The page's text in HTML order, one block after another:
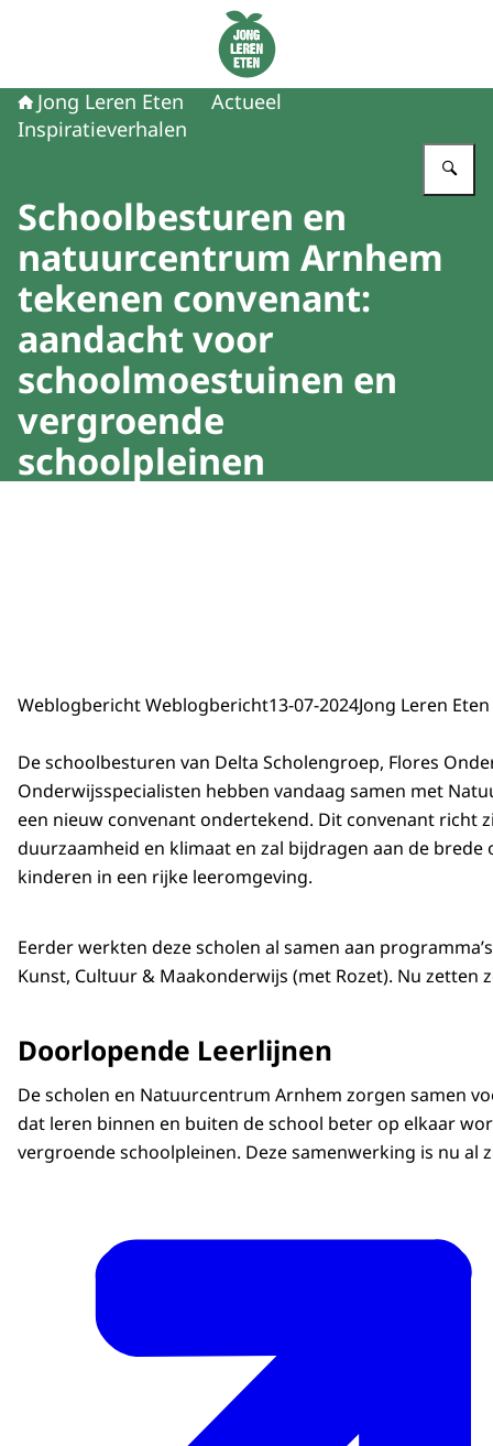
Naar de homepage van Jong Leren Eten
Jong Leren Eten
Actueel
Inspiratieverhalen
Schoolbesturen en
natuurcentrum Arnhem
tekenen convenant:
aandacht voor
schoolmoestuinen en
vergroende
schoolpleinen
Weblogbericht Weblogbericht13-07-2024Jong Leren Eten
De schoolbesturen van Delta Scholengroep, Flores
Onderwijsspecialisten hebben vandaag samen met
een nieuw convenant ondertekend. Dit convenant richt
duurzaamheid en klimaat en zal bijdragen aan de brede
kinderen in een rijke leeromgeving.
Eerder werkten deze scholen al samen aan
Kunst, Cultuur & Maakonderwijs (met Rozet). Nu zetten
Doorlopende Leerlijnen
De scholen en Natuurcentrum Arnhem zorgen samen
dat leren binnen en buiten de school beter op elkaar
vergroende schoolpleinen. Deze samenwerking is nu al